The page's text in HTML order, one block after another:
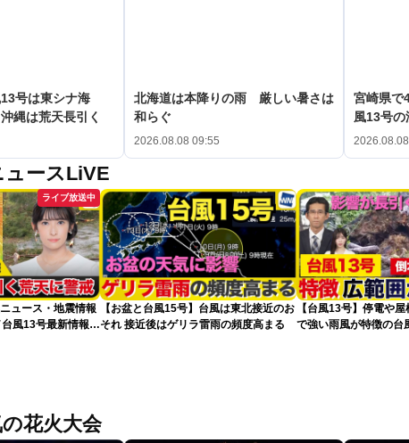
号は東シナ海
縄は荒天長引く
北海道は本降りの雨 厳しい暑さは
和らぐ
2026.08.08 09:55
宮崎県
風13号の
ースLiVE
ライブ放送中
ュース・地震情報
台風13号最新情報
【お盆と台風15号】台風は東北接近のお
それ 接近後はゲリラ雷雨の頻度高まる
【台風13号】停電や
で強い雨風が特徴の台
花火大会